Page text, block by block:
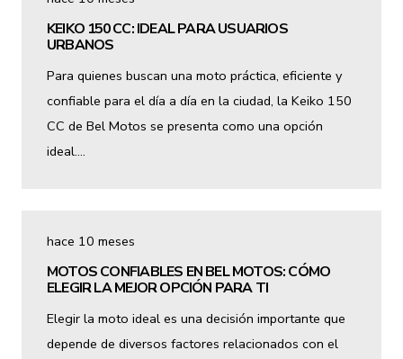
KEIKO 150 CC: IDEAL PARA USUARIOS
URBANOS
Para quienes buscan una moto práctica, eficiente y
confiable para el día a día en la ciudad, la Keiko 150
CC de Bel Motos se presenta como una opción
ideal.…
hace 10 meses
MOTOS CONFIABLES EN BEL MOTOS: CÓMO
ELEGIR LA MEJOR OPCIÓN PARA TI
Elegir la moto ideal es una decisión importante que
depende de diversos factores relacionados con el